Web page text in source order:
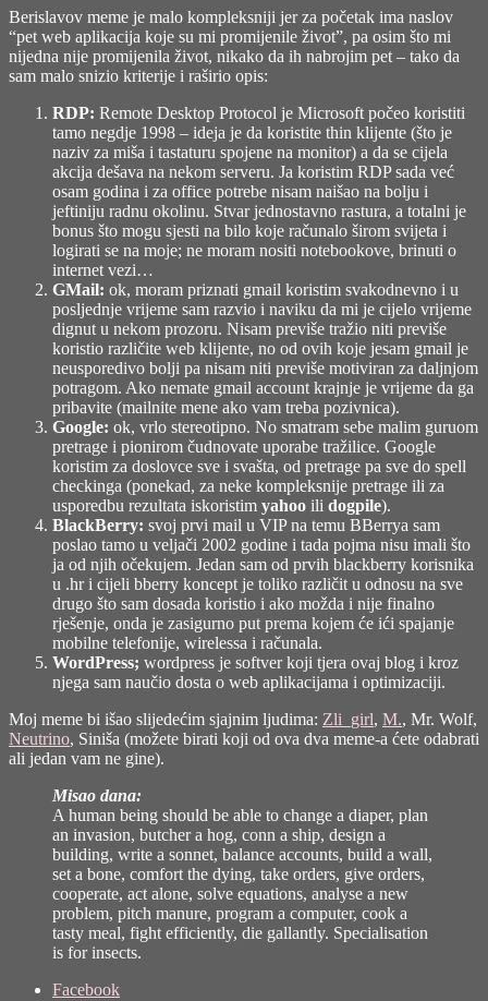
Berislavov meme je malo kompleksniji jer za početak ima naslov
“pet web aplikacija koje su mi promijenile život”, pa osim što mi
nijedna nije promijenila život, nikako da ih nabrojim pet – tako da
sam malo snizio kriterije i raširio opis:
RDP: Remote Desktop Protocol je Microsoft počeo koristiti
tamo negdje 1998 – ideja je da koristite thin klijente (što je
naziv za miša i tastaturu spojene na monitor) a da se cijela
akcija dešava na nekom serveru. Ja koristim RDP sada već
osam godina i za office potrebe nisam naišao na bolju i
jeftiniju radnu okolinu. Stvar jednostavno rastura, a totalni je
bonus što mogu sjesti na bilo koje računalo širom svijeta i
logirati se na moje; ne moram nositi notebookove, brinuti o
internet vezi…
GMail: ok, moram priznati gmail koristim svakodnevno i u
posljednje vrijeme sam razvio i naviku da mi je cijelo vrijeme
dignut u nekom prozoru. Nisam previše tražio niti previše
koristio različite web klijente, no od ovih koje jesam gmail je
neusporedivo bolji pa nisam niti previše motiviran za daljnjom
potragom. Ako nemate gmail account krajnje je vrijeme da ga
pribavite (mailnite mene ako vam treba pozivnica).
Google: ok, vrlo stereotipno. No smatram sebe malim guruom
pretrage i pionirom čudnovate uporabe tražilice. Google
koristim za doslovce sve i svašta, od pretrage pa sve do spell
checkinga (ponekad, za neke kompleksnije pretrage ili za
usporedbu rezultata iskoristim yahoo ili dogpile).
BlackBerry: svoj prvi mail u VIP na temu BBerrya sam
poslao tamo u veljači 2002 godine i tada pojma nisu imali što
ja od njih očekujem. Jedan sam od prvih blackberry korisnika
u .hr i cijeli bberry koncept je toliko različit u odnosu na sve
drugo što sam dosada koristio i ako možda i nije finalno
rješenje, onda je zasigurno put prema kojem će ići spajanje
mobilne telefonije, wirelessa i računala.
WordPress; wordpress je softver koji tjera ovaj blog i kroz
njega sam naučio dosta o web aplikacijama i optimizaciji.
Moj meme bi išao slijedećim sjajnim ljudima: Zli_girl, M., Mr. Wolf,
Neutrino, Siniša (možete birati koji od ova dva meme-a ćete odabrati
ali jedan vam ne gine).
Misao dana:
A human being should be able to change a diaper, plan
an invasion, butcher a hog, conn a ship, design a
building, write a sonnet, balance accounts, build a wall,
set a bone, comfort the dying, take orders, give orders,
cooperate, act alone, solve equations, analyse a new
problem, pitch manure, program a computer, cook a
tasty meal, fight efficiently, die gallantly. Specialisation
is for insects.
Share
Facebook